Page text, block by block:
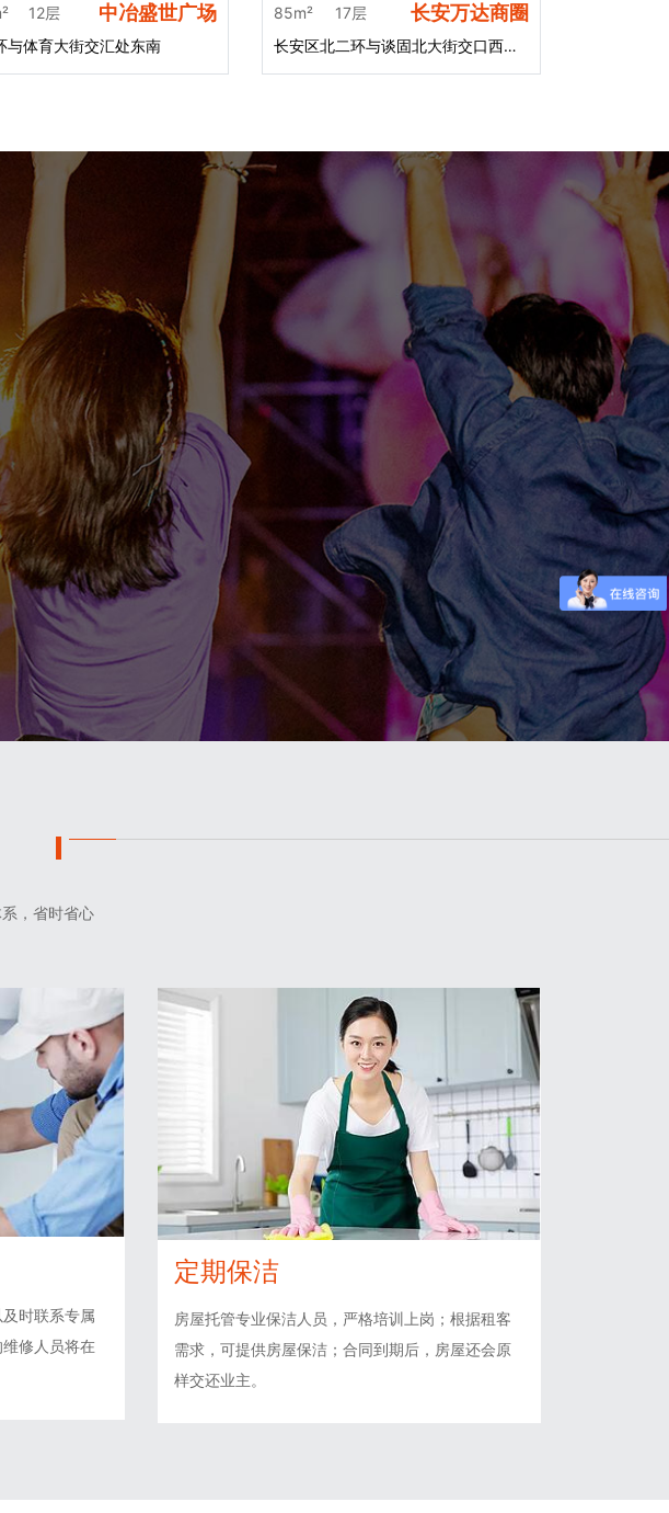
12层 中冶盛世广场
与体育大街交汇处东南
85m² 17层 长安万达商圈
长安区北二环与谈固北大街交口西北角
，省时省心
时联系专属
修人员将在
定期保洁
房屋托管专业保洁人员，严格培训上岗；根据租客
需求，可提供房屋保洁；合同到期后，房屋还会原
样交还业主。